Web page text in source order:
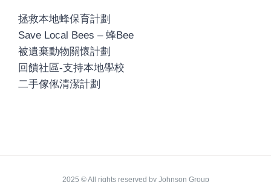
拯救本地蜂保育計劃
Save Local Bees – 蜂Bee
被遺棄動物關懷計劃
回饋社區-支持本地學校
二手傢俬清潔計劃
2025 © All rights reserved by Johnson Group